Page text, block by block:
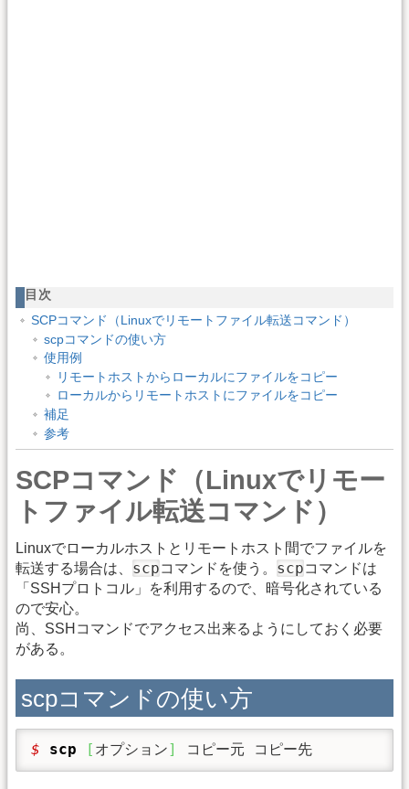
目次
SCPコマンド（Linuxでリモートファイル転送コマンド）
scpコマンドの使い方
使用例
リモートホストからローカルにファイルをコピー
ローカルからリモートホストにファイルをコピー
補足
参考
SCPコマンド（Linuxでリモー
トファイル転送コマンド）
Linuxでローカルホストとリモートホスト間でファイルを
転送する場合は、 scpコマンドを使う。 scpコマンドは
「SSHプロトコル」を利用するので、暗号化されている
ので安心。
尚、SSHコマンドでアクセス出来るようにしておく必要
がある。
scpコマンドの使い方
$ scp [ オプション] コピー元 コピー先